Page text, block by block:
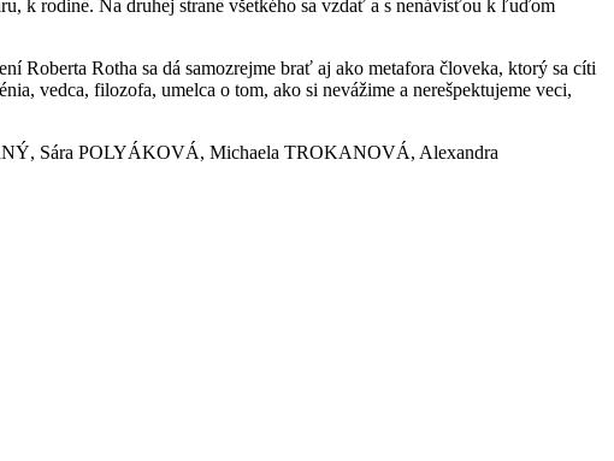
k rodine. Na druhej strane všetkého sa vzdať a s nenávisťou k ľuďom
Roberta Rotha sa dá samozrejme brať aj ako metafora človeka, ktorý sa cíti
vedca, filozofa, umelca o tom, ako si nevážime a nerešpektujeme veci,
Sára POLYÁKOVÁ, Michaela TROKANOVÁ, Alexandra